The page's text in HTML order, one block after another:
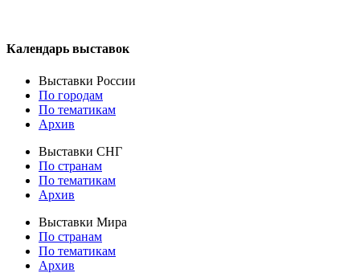
Календарь выставок
Выставки России
По городам
По тематикам
Архив
Выставки СНГ
По странам
По тематикам
Архив
Выставки Мира
По странам
По тематикам
Архив